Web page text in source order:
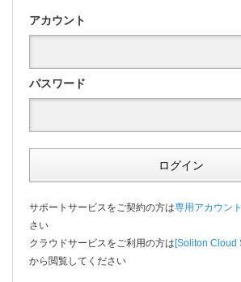
アカウント
パスワード
ログイン
サポートサービスをご契約の方は専用アカウント
さい
クラウドサービスをご利用の方は[Soliton Cloud
から閲覧してください